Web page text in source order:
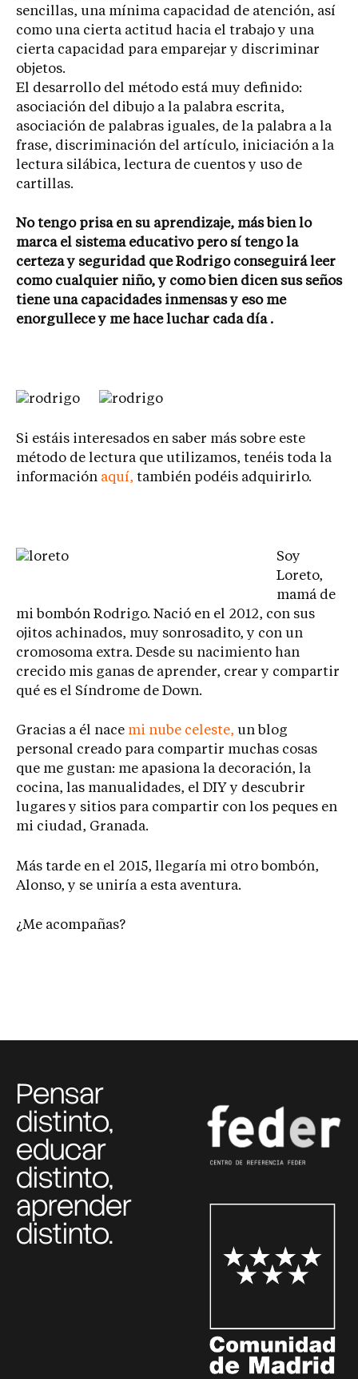
sencillas, una mínima capacidad de atención, así
como una cierta actitud hacia el trabajo y una
cierta capacidad para emparejar y discriminar
objetos.
El desarrollo del método está muy definido:
asociación del dibujo a la palabra escrita,
asociación de palabras iguales, de la palabra a la
frase, discriminación del artículo, iniciación a la
lectura silábica, lectura de cuentos y uso de
cartillas.
No tengo prisa en su aprendizaje, más bien lo
marca el sistema educativo pero sí tengo la
certeza y seguridad que Rodrigo conseguirá leer
como cualquier niño, y como bien dicen sus seños
tiene una capacidades inmensas y eso me
enorgullece y me hace luchar cada día .
Si estáis interesados en saber más sobre este
método de lectura que utilizamos, tenéis toda la
información aquí, también podéis adquirirlo.
Soy
Loreto,
mamá de
mi bombón Rodrigo. Nació en el 2012, con sus
ojitos achinados, muy sonrosadito, y con un
cromosoma extra. Desde su nacimiento han
crecido mis ganas de aprender, crear y compartir
qué es el Síndrome de Down.
Gracias a él nace mi nube celeste, un blog
personal creado para compartir muchas cosas
que me gustan: me apasiona la decoración, la
cocina, las manualidades, el DIY y descubrir
lugares y sitios para compartir con los peques en
mi ciudad, Granada.
Más tarde en el 2015, llegaría mi otro bombón,
Alonso, y se uniría a esta aventura.
¿Me acompañas?
Pensar
distinto,
educar
distinto,
aprender
distinto.